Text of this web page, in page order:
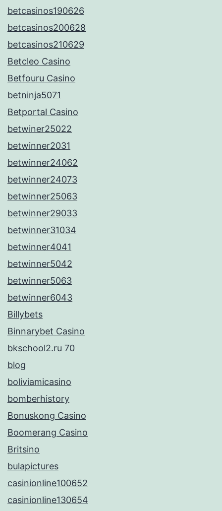
betcasinos190626
betcasinos200628
betcasinos210629
Betcleo Casino
Betfouru Casino
betninja5071
Betportal Casino
betwiner25022
betwinner2031
betwinner24062
betwinner24073
betwinner25063
betwinner29033
betwinner31034
betwinner4041
betwinner5042
betwinner5063
betwinner6043
Billybets
Binnarybet Casino
bkschool2.ru 70
blog
boliviamicasino
bomberhistory
Bonuskong Casino
Boomerang Casino
Britsino
bulapictures
casinionline100652
casinionline130654